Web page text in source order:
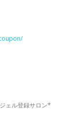
ェル登録サロン*